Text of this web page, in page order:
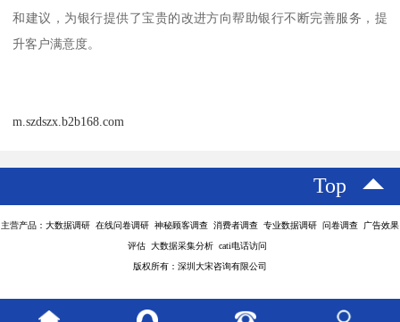
和建议，为银行提供了宝贵的改进方向帮助银行不断完善服务，提
升客户满意度。
m.szdszx.b2b168.com
Top
主营产品：大数据调研 在线问卷调研 神秘顾客调查 消费者调查 专业数据调研 问卷调查 广告效果
评估 大数据采集分析 cati电话访问
版权所有：深圳大宋咨询有限公司